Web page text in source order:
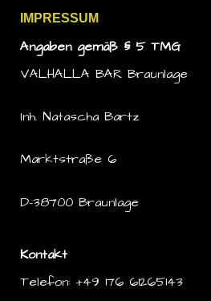
IMPRESSUM
Angaben gemäß § 5 TMG
VALHALLA BAR Braunlage
Inh. Natascha Bartz
Marktstraße 6
D-38700 Braunlage
Kontakt
Telefon: +49 176 61265143